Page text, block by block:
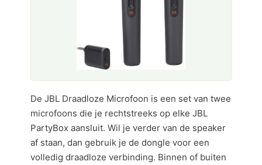
De JBL Draadloze Microfoon is een set van twee
microfoons die je rechtstreeks op elke JBL
PartyBox aansluit. Wil je verder van de speaker
af staan, dan gebruik je de dongle voor een
volledig draadloze verbinding. Binnen of buiten